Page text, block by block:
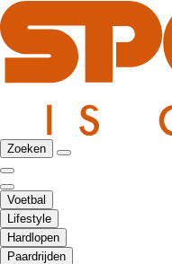
Zoeken
Voetbal
Lifestyle
Hardlopen
Paardrijden